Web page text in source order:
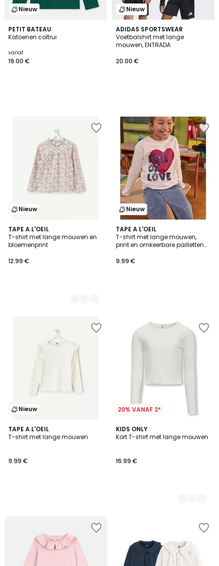
Nieuw
PETIT BATEAU
Katoenen coltrui
vanaf
19.00 €
Nieuw
ADIDAS SPORTSWEAR
Voetbalshirt met lange
mouwen, ENTRADA
20.00 €
Nieuw
TAPE A L'OEIL
T-shirt met lange mouwen en
bloemenprint
12.99 €
2
Kleuren
Nieuw
TAPE A L'OEIL
T-shirt met lange mouwen,
print en omkeerbare pailletten
9.99 €
Nieuw
TAPE A L'OEIL
T-shirt met lange mouwen
9.99 €
20% VANAF 2*
KIDS ONLY
Kort T-shirt met lange mouwen
16.99 €
2
Kleuren